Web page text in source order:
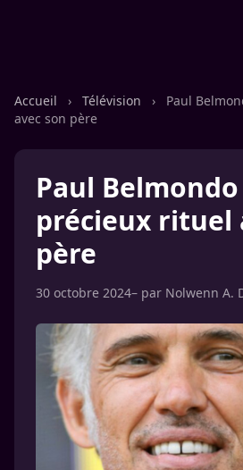
Accueil › Télévision ›
Paul
avec son père
Paul
précieux rituel
père
30 octobre 2024– par Nolwenn A.